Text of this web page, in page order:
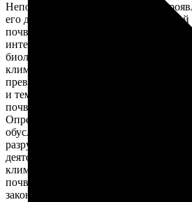
Непосредственная роль климата
его действием формируются
почв, которые оказывают влияние на
интенсивность всех физических,
биологических процессов,
климатическими условиями тесно
превращения минеральных
и темпы выветривания, миграция и
почвообразования и др.), процессы
Определенные сочетания
обусловливают тип растительности,
разрушения органического вещества,
деятельности почвенной микрофлоры
климатическими условиями связана
почвообразования. Климат играет
закономерном размещении почв на